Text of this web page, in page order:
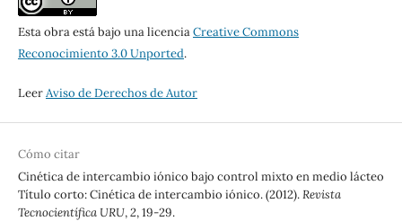
Esta obra está bajo una licenciaCreative Commons
Reconocimiento 3.0 Unported.
LeerAviso de Derechos de Autor
Cómo citar
Cinética de intercambio iónico bajo control mixto en medio lácteo
Título corto: Cinética de intercambio iónico. (2012).Revista
Tecnocientífica URU,2, 19-29.